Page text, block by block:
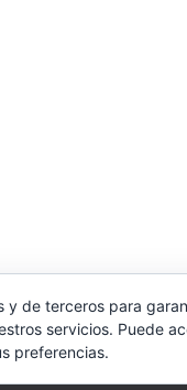
y de terceros para
servicios. Puede
preferencias.